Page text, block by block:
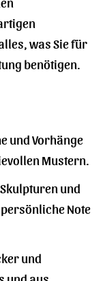
was Sie für
benötigen.
und Vorhänge
Mustern.
und
Note
und
und aus